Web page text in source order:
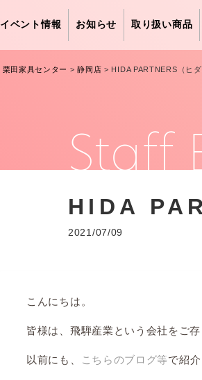
イベント情報 お知らせ 取り扱い商品
栗田家具センター >静岡店 > HIDA PARTNERS（ヒダ
Staff
HIDA
2021/07/09
こんにちは。
皆様は、飛騨産業という会社をご存
以前にも、 こちらのブログ等で紹